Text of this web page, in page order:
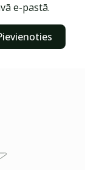
e-pastā.